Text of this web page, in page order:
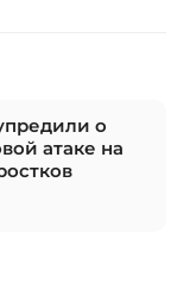
о
атаке на